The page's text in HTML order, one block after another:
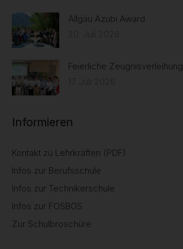
Allgäu Azubi Award
Feierliche Zeugnisverleihung
Informieren
Kontakt zu Lehrkräften (PDF)
Infos zur Berufsschule
Infos zur Technikerschule
Infos zur FOSBOS
Zur Schulbroschüre